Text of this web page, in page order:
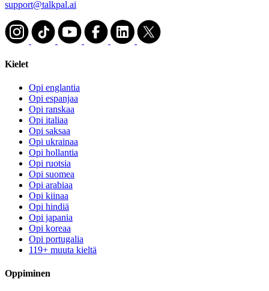
support@talkpal.ai
Kielet
Opi englantia
Opi espanjaa
Opi ranskaa
Opi italiaa
Opi saksaa
Opi ukrainaa
Opi hollantia
Opi ruotsia
Opi suomea
Opi arabiaa
Opi kiinaa
Opi hindiä
Opi japania
Opi koreaa
Opi portugalia
119+ muuta kieltä
Oppiminen